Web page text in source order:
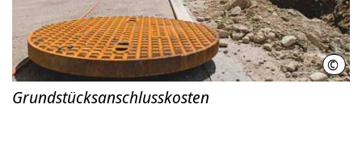
© SEH
Grundstücksanschlusskosten